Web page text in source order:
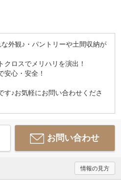
外観♪・パントリーや土間収納が
クロスでメリハリを演出！
安心・安全！
す♪お気軽にお問い合わせくださ
お問い合わせ
情報の見方